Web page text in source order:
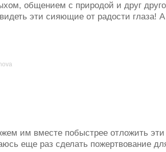
общением с природой и друг
эти сияющие от радости глаза!
им вместе побыстрее отложить
еще раз сделать пожертвование